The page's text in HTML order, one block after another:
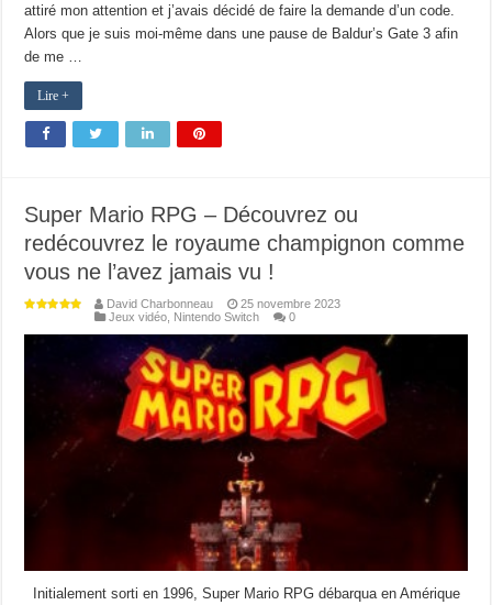
attiré mon attention et j’avais décidé de faire la demande d’un code.
Alors que je suis moi-même dans une pause de Baldur’s Gate 3 afin
de me …
Lire +
Super Mario RPG – Découvrez ou
redécouvrez le royaume champignon comme
vous ne l’avez jamais vu !
David Charbonneau
25 novembre 2023
Jeux vidéo Nintendo Switch 0
Initialement sorti en 1996, Super Mario RPG débarqua en Amérique